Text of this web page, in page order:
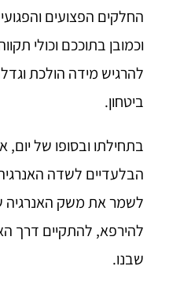
החלקים הפצועים
וכמובן בתוככם וכולי
להרגיש מידה הולכת
ביטחון.
בתחילתו ובסופו של
הבלעדיים לשדה
לשמר את משק האנרגיה
להירפא, להתקיים דרך
שבנו.